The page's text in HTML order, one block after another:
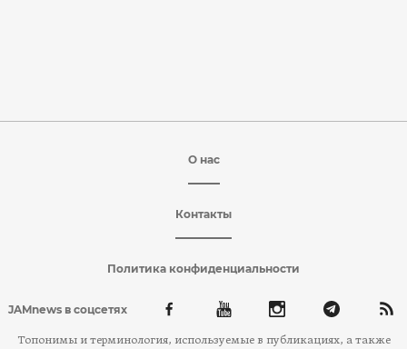
О нас
Контакты
Политика конфиденциальности
JAMnews в соцсетях
Топонимы и терминология, используемые в публикациях, а также